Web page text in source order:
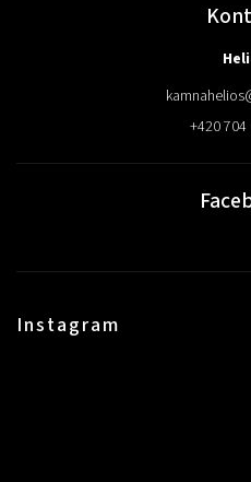
kamnahelios
+420
Instagram